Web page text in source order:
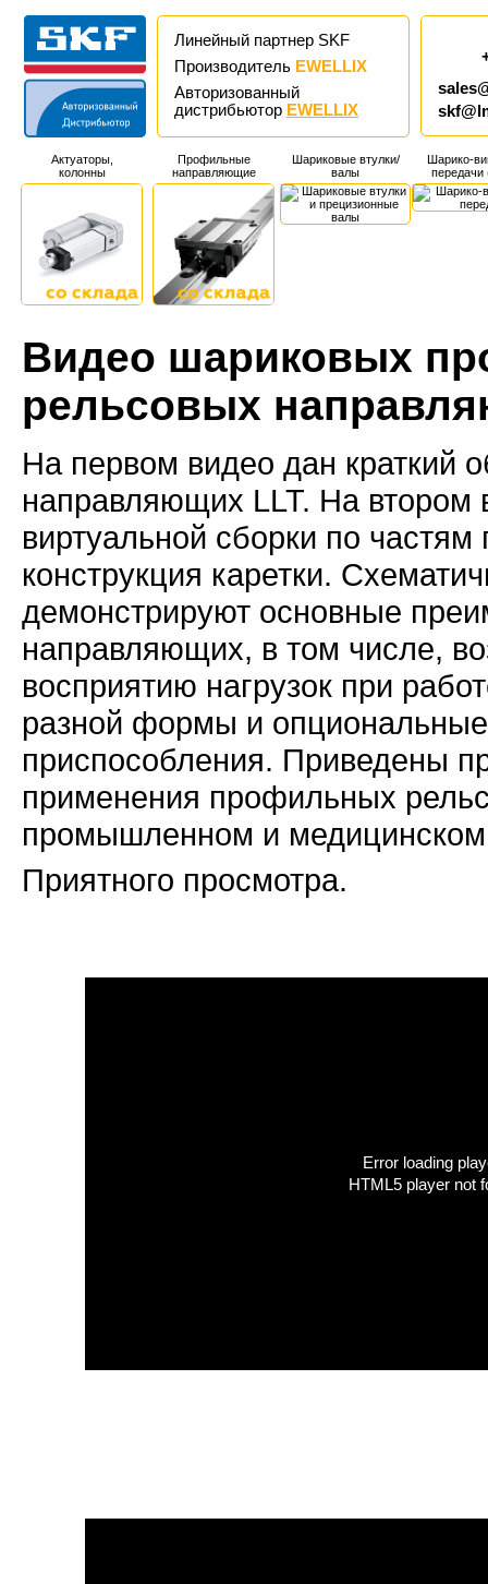
Линейный партнер SKF
Производитель EWELLIX
Авторизованный
дистрибьютор EWELLIX
Актуаторы,
колонны
Профильные
направляющие
Шариковые втулки/
валы
Шарико-
Видео шариковых
рельсовых
На первом видео дан краткий
направляющих LLT. На втором
виртуальной сборки по частям
конструкция каретки.
демонстрируют основные
направляющих, в том числе,
восприятию нагрузок при
разной формы и
приспособления. Приведены
применения профильных
промышленном и
Приятного просмотра.
Error loading
HTML5 player not